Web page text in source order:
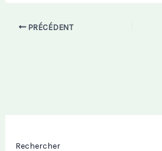
PRÉCÉDENT
Rechercher